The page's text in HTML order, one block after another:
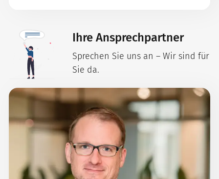
Ihre Ansprechpartner
Sprechen Sie uns an – Wir sind für
Sie da.